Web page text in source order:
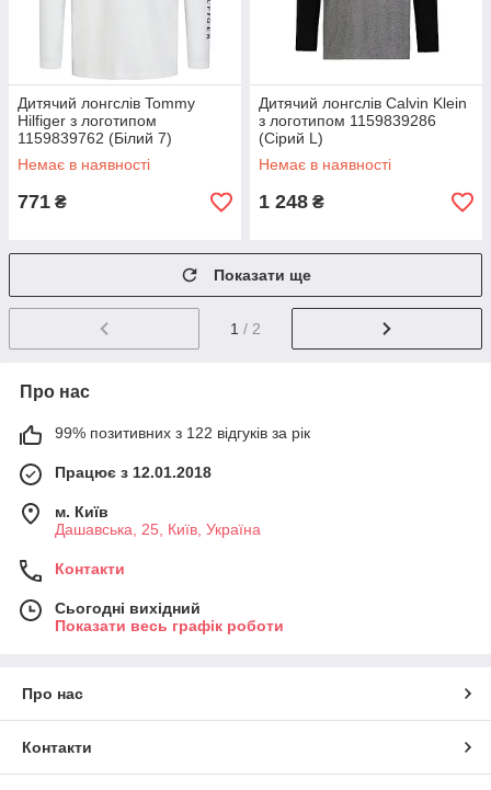
Дитячий лонгслів Tommy
Hilfiger з логотипом
1159839762 (Білий 7)
Немає в наявності
771 ₴
Дитячий лонгслів Calvin Klein
з логотипом 1159839286
(Сірий L)
Немає в наявності
1 248 ₴
Показати ще
1 / 2
Про нас
99% позитивних з 122 відгуків за рік
Працює з 12.01.2018
м. Київ
Дашавська, 25, Київ, Україна
Контакти
Сьогодні вихідний
Показати весь графік роботи
Про нас
Контакти